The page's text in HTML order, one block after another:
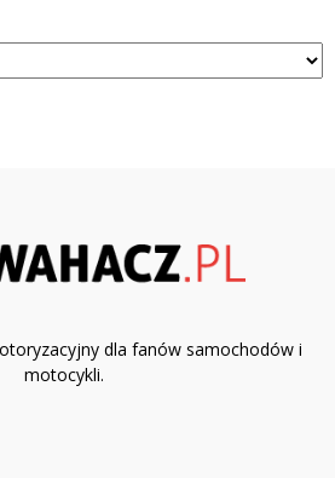
dla fanów samochodów i
motocykli.